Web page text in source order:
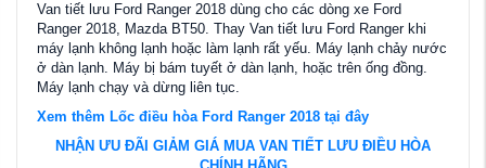
Van tiết lưu Ford Ranger 2018 dùng cho các dòng xe Ford
Ranger 2018, Mazda BT50. Thay Van tiết lưu Ford Ranger khi
máy lạnh không lạnh hoặc làm lạnh rất yếu. Máy lạnh chảy nước
ở dàn lạnh. Máy bị bám tuyết ở dàn lạnh, hoặc trên ống đồng.
Máy lạnh chạy và dừng liên tục.
Xem thêm Lốc điều hòa Ford Ranger 2018 tại đây
NHẬN ƯU ĐÃI GIẢM GIÁ MUA VAN TIẾT LƯU ĐIỀU HÒA